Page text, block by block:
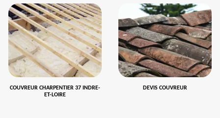
COUVREUR CHARPENTIER 37 INDRE-
ET-LOIRE
DEVIS COUVREUR